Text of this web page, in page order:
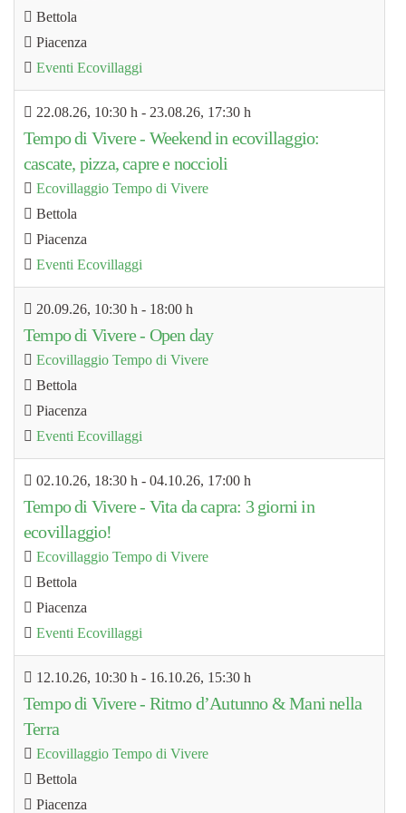
Bettola
Piacenza
Eventi Ecovillaggi
22.08.26, 10:30 h - 23.08.26, 17:30 h
Tempo di Vivere - Weekend in ecovillaggio:
cascate, pizza, capre e noccioli
Ecovillaggio Tempo di Vivere
Bettola
Piacenza
Eventi Ecovillaggi
20.09.26, 10:30 h - 18:00 h
Tempo di Vivere - Open day
Ecovillaggio Tempo di Vivere
Bettola
Piacenza
Eventi Ecovillaggi
02.10.26, 18:30 h - 04.10.26, 17:00 h
Tempo di Vivere - Vita da capra: 3 giorni in
ecovillaggio!
Ecovillaggio Tempo di Vivere
Bettola
Piacenza
Eventi Ecovillaggi
12.10.26, 10:30 h - 16.10.26, 15:30 h
Tempo di Vivere - Ritmo d’Autunno & Mani nella
Terra
Ecovillaggio Tempo di Vivere
Bettola
Piacenza